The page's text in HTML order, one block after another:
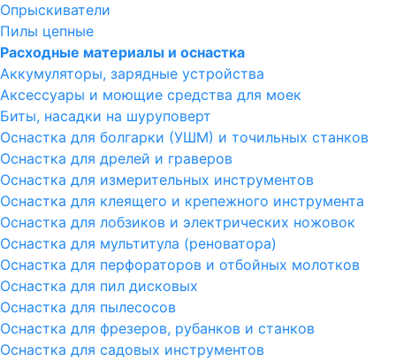
Опрыскиватели
Пилы цепные
Расходные материалы и оснастка
Аккумуляторы, зарядные устройства
Аксессуары и моющие средства для моек
Биты, насадки на шуруповерт
Оснастка для болгарки (УШМ) и точильных станков
Оснастка для дрелей и граверов
Оснастка для измерительных инструментов
Оснастка для клеящего и крепежного инструмента
Оснастка для лобзиков и электрических ножовок
Оснастка для мультитула (реноватора)
Оснастка для перфораторов и отбойных молотков
Оснастка для пил дисковых
Оснастка для пылесосов
Оснастка для фрезеров, рубанков и станков
Оснастка для садовых инструментов